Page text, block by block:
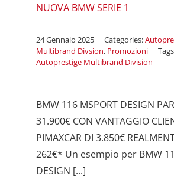
NUOVA BMW SERIE 1
24 Gennaio 2025 | Categories:
Multibrand Divsion, Promozioni |
Autoprestige Multibrand Division
BMW 116 MSPORT DESIGN
31.900€ CON VANTAGGIO
PIMAXCAR DI 3.850€
262€* Un esempio per BMW
DESIGN [...]